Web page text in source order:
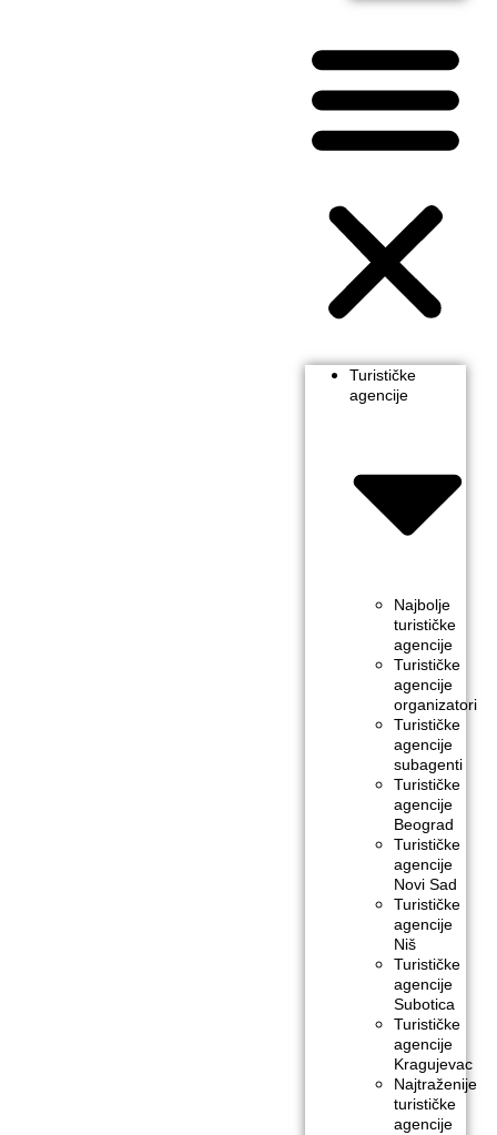
Turističke
agencije
Najbolje
turističke
agencije
Turističke
agencije
organizatori
Turističke
agencije
subagenti
Turističke
agencije
Beograd
Turističke
agencije
Novi Sad
Turističke
agencije
Niš
Turističke
agencije
Subotica
Turističke
agencije
Kragujevac
Najtraženije
turističke
agencije